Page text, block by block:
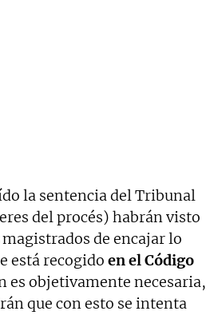
la sentencia del Tribunal
del procés) habrán visto
de encajar lo
está recogido en el Código
es objetivamente necesaria,
que con esto se intenta